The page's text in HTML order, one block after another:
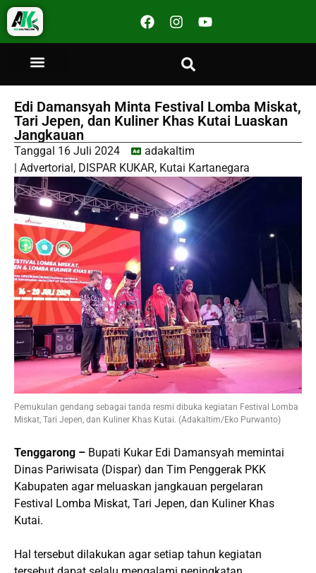
Edi Damansyah Minta Festival Lomba Miskat,
Tari Jepen, dan Kuliner Khas Kutai Luaskan
Jangkauan
Tanggal 16 Juli 2024
adakaltim
Advertorial , DISPAR KUKAR, Kutai Kartanegara
Pemukulan gendang sebagai tanda resmi dibuka kegiatan Festival Lomba
Miskat, Tari Jepen, dan Kuliner Khas Kutai. (Adakaltim/Eko Purwanto)
Tenggarong – Bupati Kukar Edi Damansyah memintai
Dinas Pariwisata (Dispar) dan Tim Penggerak PKK
Kabupaten agar meluaskan jangkauan pergelaran
Festival Lomba Miskat, Tari Jepen, dan Kuliner Khas
Kutai.
Hal tersebut dilakukan agar setiap tahun kegiatan